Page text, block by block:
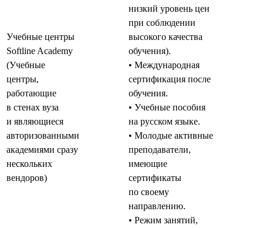
Учебные центры
Softline Academy
(Учебные
центры,
работающие
в стенах вуза
и являющиеся
авторизованными
академиями сразу
нескольких
вендоров)
низкий уровень цен
при соблюдении
высокого качества
обучения).
• Международная
сертификация после
обучения.
• Учебные пособия
на русском языке.
• Молодые активные
преподаватели,
имеющие
сертификаты
по своему
направлению.
• Режим занятий,